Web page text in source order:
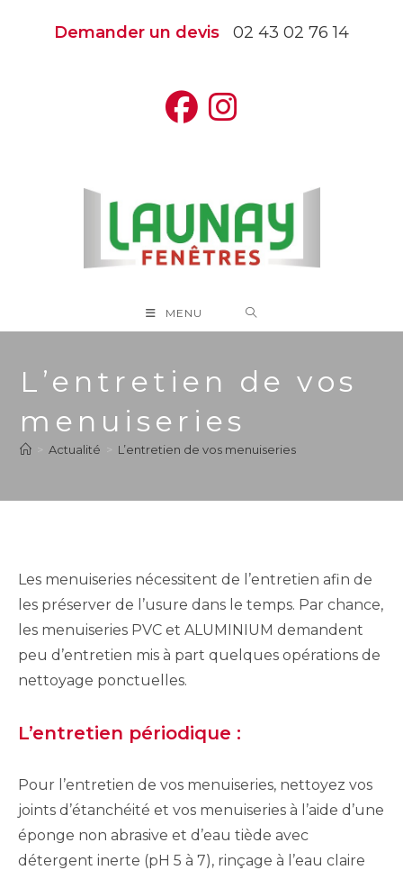
Demander un devis 02 43 02 76 14
MENU
L’entretien de vos
menuiseries
> Actualité > L’entretien de vos menuiseries
Les menuiseries nécessitent de l’entretien afin de
les préserver de l’usure dans le temps. Par chance,
les menuiseries PVC et ALUMINIUM demandent
peu d’entretien mis à part quelques opérations de
nettoyage ponctuelles.
L’entretien périodique :
Pour l’entretien de vos menuiseries, nettoyez vos
joints d’étanchéité et vos menuiseries à l’aide d’une
éponge non abrasive et d’eau tiède avec
détergent inerte (pH 5 à 7), rinçage à l’eau claire